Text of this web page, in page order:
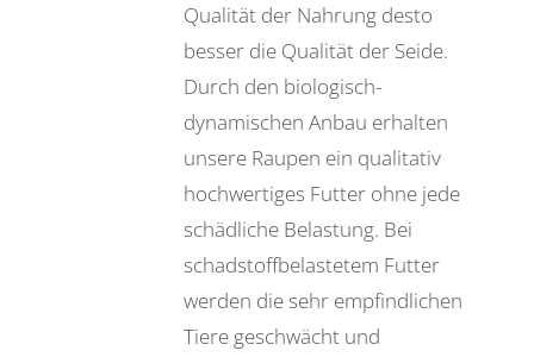
Qualität der Nahrung desto
besser die Qualität der Seide.
Durch den biologisch-
dynamischen Anbau erhalten
unsere Raupen ein qualitativ
hochwertiges Futter ohne jede
schädliche Belastung. Bei
schadstoffbelastetem Futter
werden die sehr empfindlichen
Tiere geschwächt und